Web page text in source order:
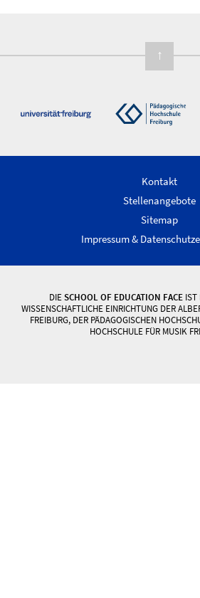
↑
Kontakt
Stellenangebote
Sitemap
Impressum &
DIE SCHOOL OF EDUCATION FACEIST
WISSENSCHAFTLICHE EINRICHTUNG DER
FREIBURG, DER PÄDAGOGISCHEN
HOCHSCHULE FÜR MUSIK